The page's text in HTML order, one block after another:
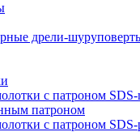
дрели-
с патроном SDS-
патроном
с патроном SDS-